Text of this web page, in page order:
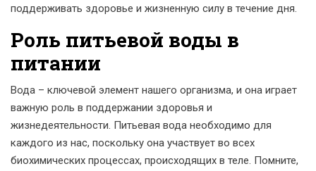
поддерживать здоровье и жизненную силу в течение дня.
Роль питьевой воды в
питании
Вода – ключевой элемент нашего организма, и она играет
важную роль в поддержании здоровья и
жизнедеятельности. Питьевая вода необходимо для
каждого из нас, поскольку она участвует во всех
биохимических процессах, происходящих в теле. Помните,